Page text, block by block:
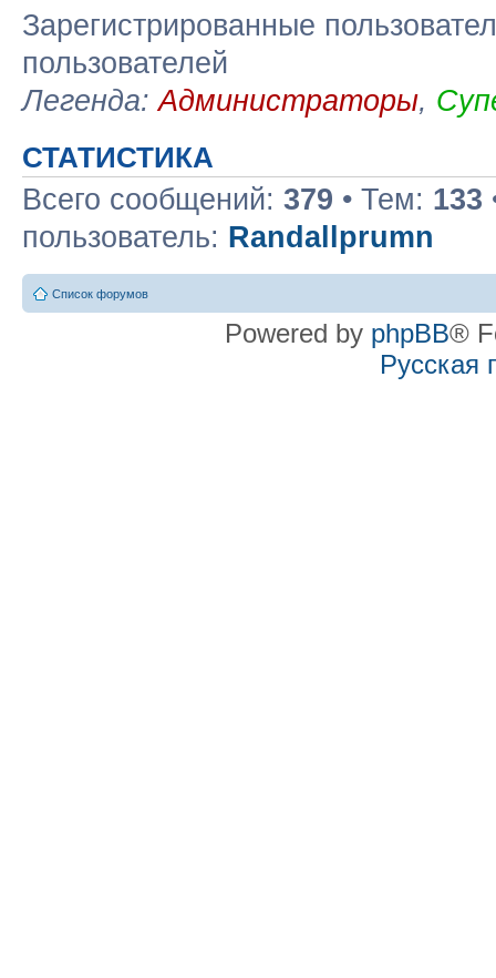
Зарегистрированные
пользователей
Легенда:Администраторы,
СТАТИСТИКА
Всего сообщений: 379 • Тем: 133
пользователь: Randallprumn
Список форумов
Powered by phpBB®
Русская